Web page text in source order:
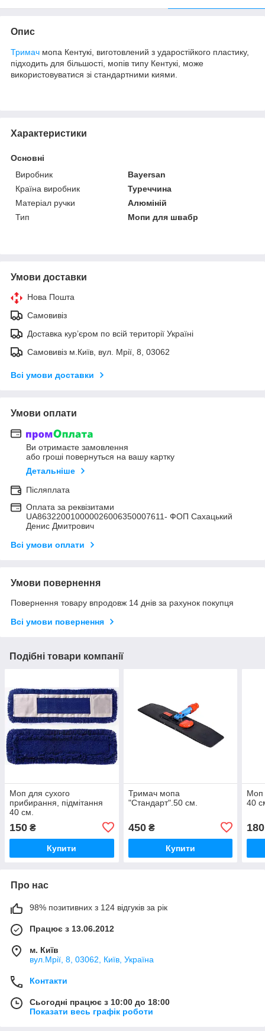
Опис
Тримач мопа Кентукі, виготовлений з ударостійкого пластику,
підходить для більшості, мопів типу Кентукі, може
використовуватися зі стандартними киями.
Характеристики
Основні
Виробник
Bayersan
Країна виробник
Туреччина
Матеріал ручки
Алюміній
Тип
Мопи для швабр
Умови доставки
Нова Пошта
Самовивіз
Доставка кур’єром по всій території Україні
Самовивіз м.Київ, вул. Мрії, 8, 03062
Всі умови доставки
Умови оплати
Ви отримаєте замовлення
або гроші повернуться на вашу картку
Детальніше
Післяплата
Оплата за реквізитами
UA863220010000026006350007611- ФОП Сахацький
Денис Дмитрович
Всі умови оплати
Умови повернення
Повернення товару впродовж 14 днів за рахунок покупця
Всі умови повернення
Подібні товари компанії
Моп для сухого
прибирання, підмітання
40 см.
150 ₴
Купити
Тримач мопа
"Стандарт".50 см.
450₴
Купити
Моп
40
180
Про нас
98% позитивних з 124 відгуків за рік
Працює з 13.06.2012
м. Київ
вул.Мрії, 8, 03062, Київ, Україна
Контакти
Сьогодні працює з 10:00 до 18:00
Показати весь графік роботи